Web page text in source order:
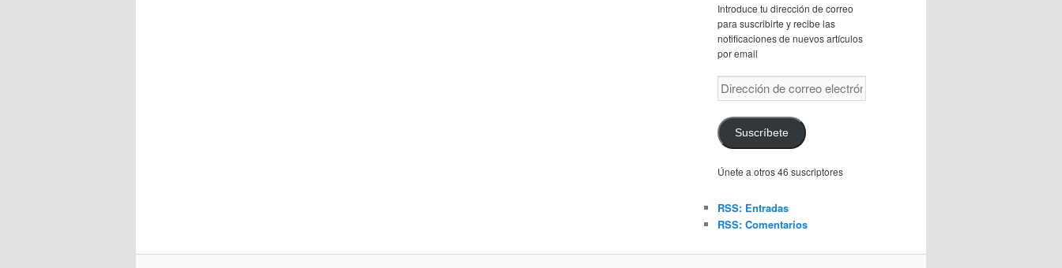
Introduce tu dirección de correo
para suscribirte y recibe las
notificaciones de nuevos artículos
por email
Dirección
de
electrónico
Suscríbete
Únete a otros 46 suscriptores
RSS: Entradas
RSS: Comentarios